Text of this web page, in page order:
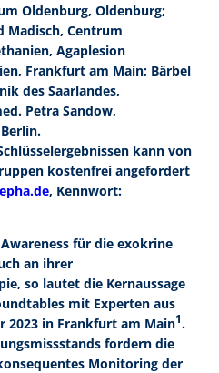
Oldenburg, Oldenburg;
Madisch, Centrum
Agaplesion
Frankfurt am Main; Bärbel
des Saarlandes,
Petra Sandow,
kann von
kostenfrei angefordert
, Kennwort:
für die exokrine
an ihrer
so lautet die Kernaussage
mit Experten aus
2023 in Frankfurt am Main1.
fordern die
Monitoring der